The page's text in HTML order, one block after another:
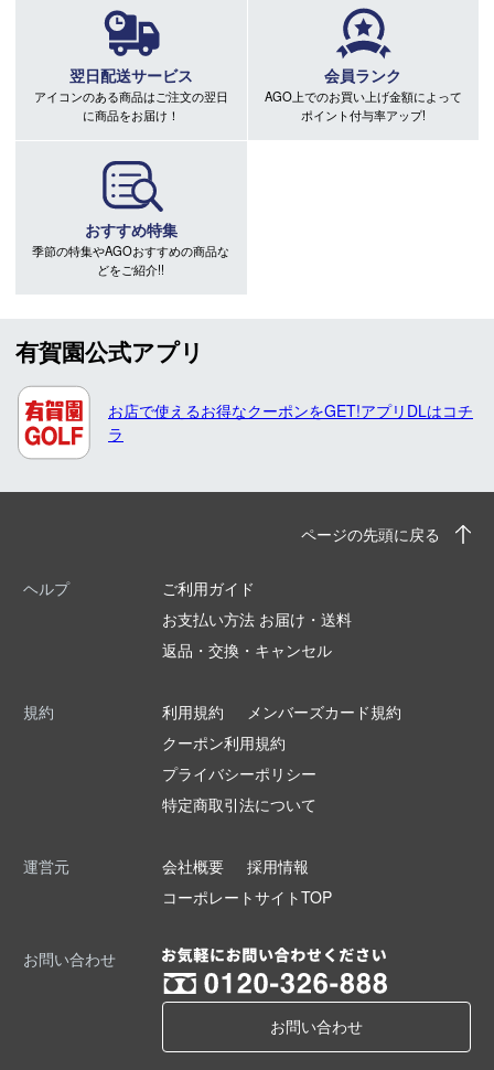
翌日配送サービス
アイコンのある商品はご注文の翌日
に商品をお届け！
会員ランク
AGO上でのお買い上げ金額によって
ポイント付与率アップ!
おすすめ特集
季節の特集やAGOおすすめの商品な
どをご紹介!!
有賀園公式アプリ
お店で使えるお得なクーポンをGET!アプリDLはコチ
ラ
ページの先頭に戻る
ヘルプ
ご利用ガイド
お支払い方法 お届け・送料
返品・交換・キャンセル
規約 利用規約
メンバーズカード規約
クーポン利用規約
プライバシーポリシー
特定商取引法について
運営元 会社概要
採用情報
コーポレートサイトTOP
お問い合わせ
お問い合わせ